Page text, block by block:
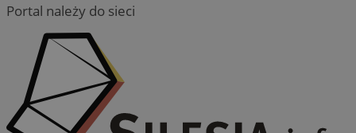
Portal należy do sieci